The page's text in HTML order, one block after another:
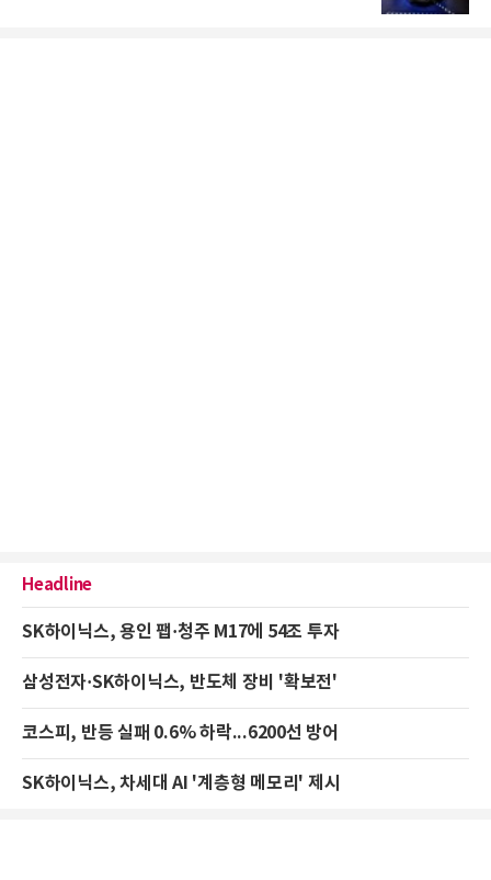
Headline
SK하이닉스, 용인 팹·청주 M17에 54조 투자
삼성전자·SK하이닉스, 반도체 장비 '확보전'
코스피, 반등 실패 0.6% 하락...6200선 방어
SK하이닉스, 차세대 AI '계층형 메모리' 제시